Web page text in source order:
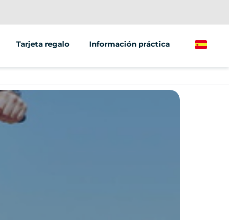
grupos
Tarjeta regalo Información práctica Spanish